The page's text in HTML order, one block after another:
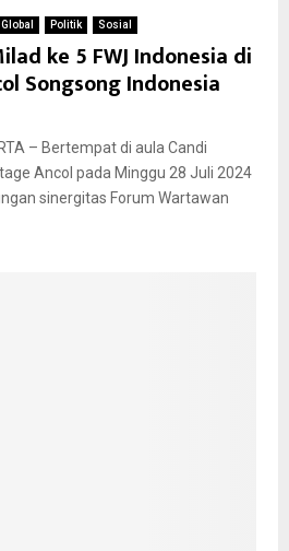
Global Politik Sosial
ke 5 FWJ Indonesia di
Songsong Indonesia
– Bertempat di aula Candi
Ancol pada Minggu 28 Juli 2024
sinergitas Forum Wartawan